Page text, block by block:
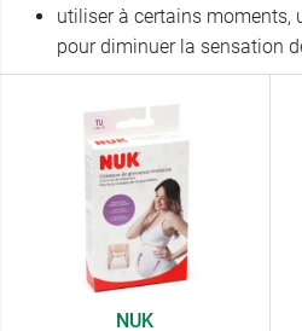
utiliser à certains moments,
pour diminuer la sensation
NUK